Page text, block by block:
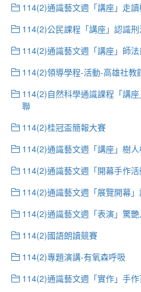
114(2)通識藝文週「講座」走
114(2)公民課程「講座」認識
114(2)通識藝文週「講座」師
114(2)領導學程-活動-高雄社教
114(2)自然科學通識課程「講
聯
114(2)桂冠盃簡報大賽
114(2)通識藝文週「講座」樹
114(2)通識藝文週「開幕手作
114(2)通識藝文週「展覽開幕
114(2)通識藝文週「表演」驚
114(2)國語朗讀競賽
114(2)專題演講-有氧森呼吸
114(2)通識藝文週「實作」手